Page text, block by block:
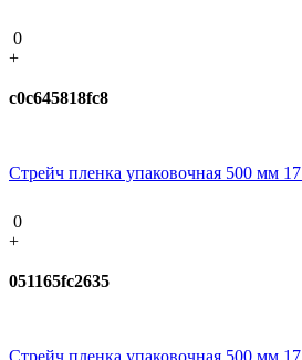
0
+
c0c645818fc8
Стрейч пленка упаковочная 500 мм
0
+
051165fc2635
Стрейч пленка упаковочная 500 мм